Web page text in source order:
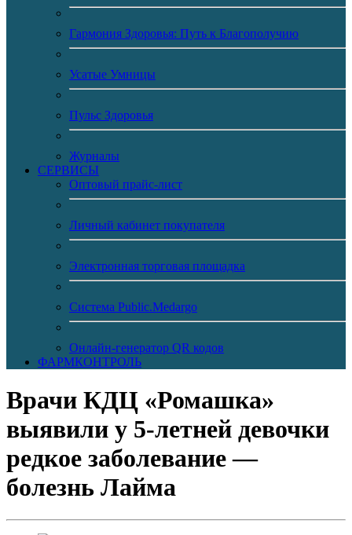
Гармония Здоровья: Путь к Благополучию
Усатые Умницы
Пульс Здоровья
Журналы
CЕРВИСЫ
Оптовый прайс-лист
Личный кабинет покупателя
Электронная торговая площадка
Система Public.Medargo
Онлайн-генератор QR кодов
ФАРМКОНТРОЛЬ
Врачи КДЦ «Ромашка»
выявили у 5-летней девочки
редкое заболевание —
болезнь Лайма